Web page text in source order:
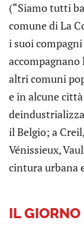
(“Siamo tutti
comune di La
i suoi
altri comuni
e in alcune
il Belgio; a
Vénissieux,
cintura urbana
IL